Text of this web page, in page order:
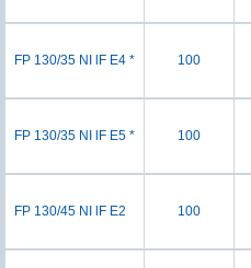
FP 130/35 NI lF E4 * 100
FP 130/35 NI lF E5 * 100
FP 130/45 NI lF E2 100